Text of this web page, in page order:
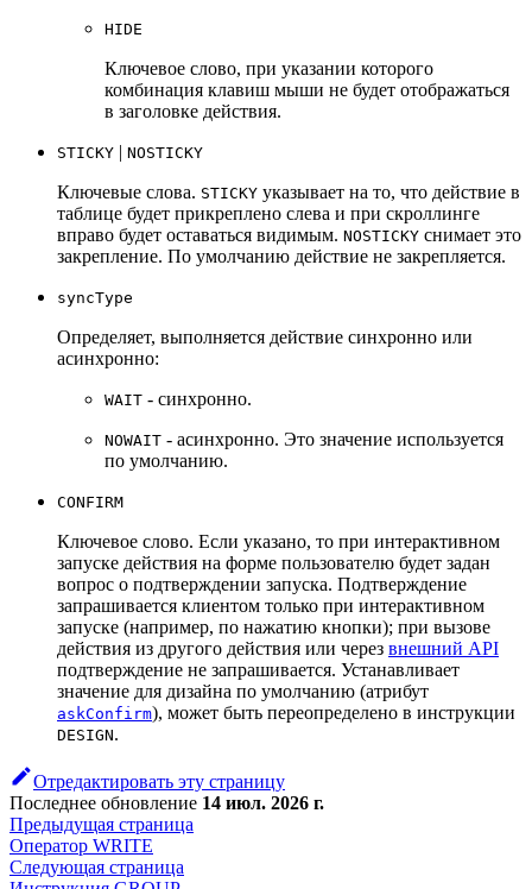
HIDE
Ключевое слово, при указании которого
комбинация клавиш мыши не будет отображаться
в заголовке действия.
STICKY | NOSTICKY
Ключевые слова. STICKY указывает на то, что действие в
таблице будет прикреплено слева и при скроллинге
вправо будет оставаться видимым. NOSTICKY снимает это
закрепление. По умолчанию действие не закрепляется.
syncType
Определяет, выполняется действие синхронно или
асинхронно:
WAIT - синхронно.
NOWAIT - асинхронно. Это значение используется
по умолчанию.
CONFIRM
Ключевое слово. Если указано, то при интерактивном
запуске действия на форме пользователю будет задан
вопрос о подтверждении запуска. Подтверждение
запрашивается клиентом только при интерактивном
запуске (например, по нажатию кнопки); при вызове
действия из другого действия или через внешний API
подтверждение не запрашивается. Устанавливает
значение для дизайна по умолчанию (атрибут
askConfirm), может быть переопределено в инструкции
DESIGN.
Отредактировать эту страницу
Последнее обновление 14 июл. 2026 г.
Предыдущая страница
Оператор WRITE
Следующая страница